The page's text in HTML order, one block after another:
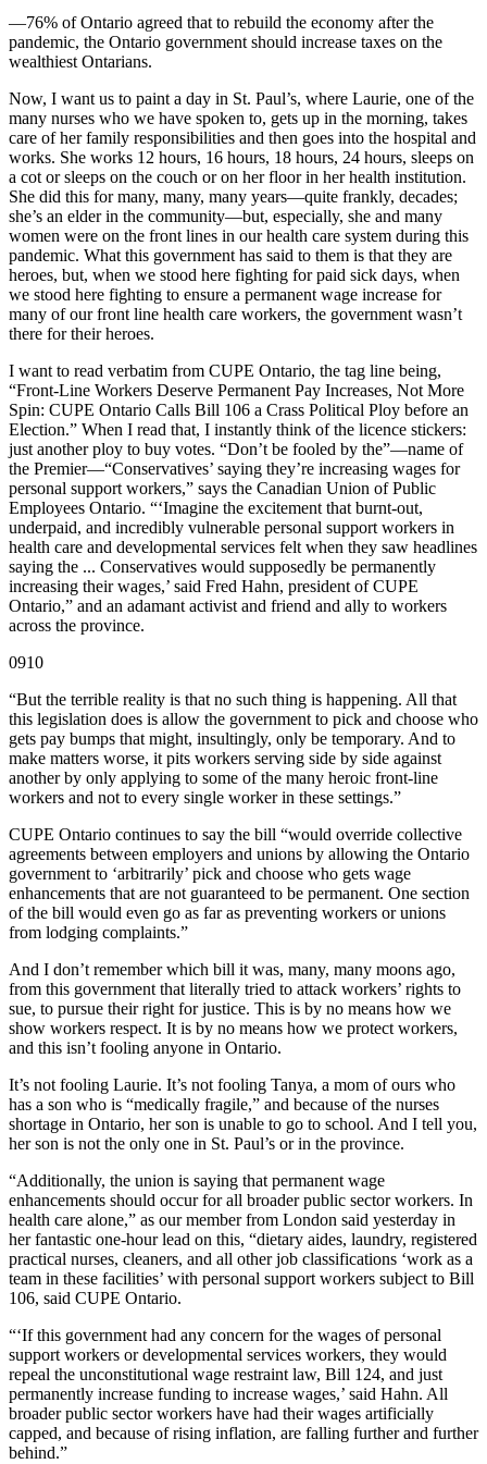
—76% of Ontario agreed that to rebuild the economy after the
pandemic, the Ontario government should increase taxes on the
wealthiest Ontarians.
Now, I want us to paint a day in St. Paul’s, where Laurie, one of the
many nurses who we have spoken to, gets up in the morning, takes
care of her family responsibilities and then goes into the hospital and
works. She works 12 hours, 16 hours, 18 hours, 24 hours, sleeps on
a cot or sleeps on the couch or on her floor in her health institution.
She did this for many, many, many years—quite frankly, decades;
she’s an elder in the community—but, especially, she and many
women were on the front lines in our health care system during this
pandemic. What this government has said to them is that they are
heroes, but, when we stood here fighting for paid sick days, when
we stood here fighting to ensure a permanent wage increase for
many of our front line health care workers, the government wasn’t
there for their heroes.
I want to read verbatim from CUPE Ontario, the tag line being,
“Front-Line Workers Deserve Permanent Pay Increases, Not More
Spin: CUPE Ontario Calls Bill 106 a Crass Political Ploy before an
Election.” When I read that, I instantly think of the licence stickers:
just another ploy to buy votes. “Don’t be fooled by the”—name of
the Premier—“Conservatives’ saying they’re increasing wages for
personal support workers,” says the Canadian Union of Public
Employees Ontario. “‘Imagine the excitement that burnt-out,
underpaid, and incredibly vulnerable personal support workers in
health care and developmental services felt when they saw headlines
saying the ... Conservatives would supposedly be permanently
increasing their wages,’ said Fred Hahn, president of CUPE
Ontario,” and an adamant activist and friend and ally to workers
across the province.
0910
“But the terrible reality is that no such thing is happening. All that
this legislation does is allow the government to pick and choose who
gets pay bumps that might, insultingly, only be temporary. And to
make matters worse, it pits workers serving side by side against
another by only applying to some of the many heroic front-line
workers and not to every single worker in these settings.”
CUPE Ontario continues to say the bill “would override collective
agreements between employers and unions by allowing the Ontario
government to ‘arbitrarily’ pick and choose who gets wage
enhancements that are not guaranteed to be permanent. One section
of the bill would even go as far as preventing workers or unions
from lodging complaints.”
And I don’t remember which bill it was, many, many moons ago,
from this government that literally tried to attack workers’ rights to
sue, to pursue their right for justice. This is by no means how we
show workers respect. It is by no means how we protect workers,
and this isn’t fooling anyone in Ontario.
It’s not fooling Laurie. It’s not fooling Tanya, a mom of ours who
has a son who is “medically fragile,” and because of the nurses
shortage in Ontario, her son is unable to go to school. And I tell you,
her son is not the only one in St. Paul’s or in the province.
“Additionally, the union is saying that permanent wage
enhancements should occur for all broader public sector workers. In
health care alone,” as our member from London said yesterday in
her fantastic one-hour lead on this, “dietary aides, laundry, registered
practical nurses, cleaners, and all other job classifications ‘work as a
team in these facilities’ with personal support workers subject to Bill
106, said CUPE Ontario.
“‘If this government had any concern for the wages of personal
support workers or developmental services workers, they would
repeal the unconstitutional wage restraint law, Bill 124, and just
permanently increase funding to increase wages,’ said Hahn. All
broader public sector workers have had their wages artificially
capped, and because of rising inflation, are falling further and further
behind.”